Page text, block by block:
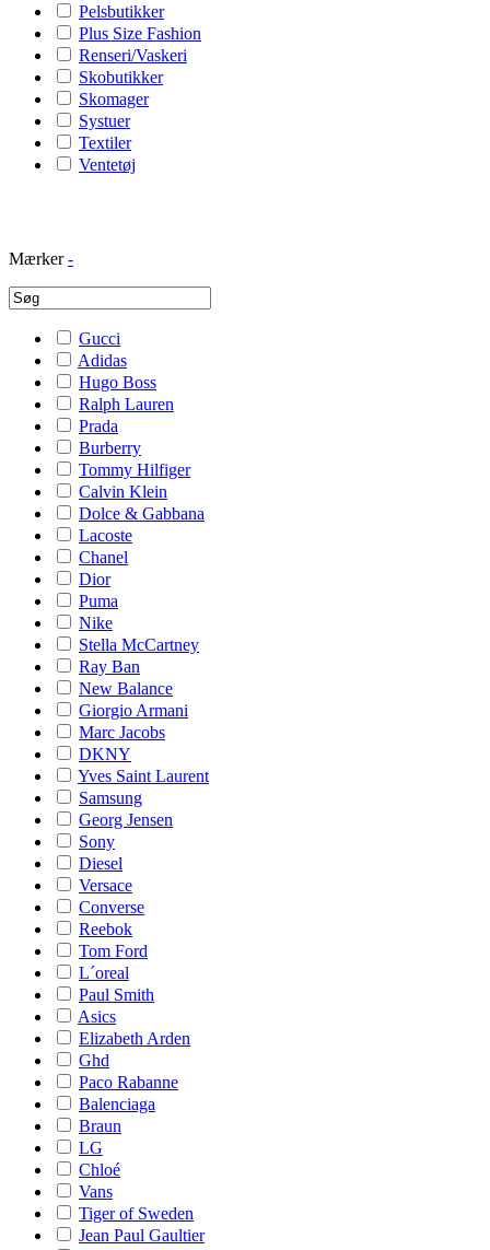
Pelsbutikker
Plus Size Fashion
Renseri/Vaskeri
Skobutikker
Skomager
Systuer
Textiler
Ventetøj
Mærker -
Gucci
Adidas
Hugo Boss
Ralph Lauren
Prada
Burberry
Tommy Hilfiger
Calvin Klein
Dolce & Gabbana
Lacoste
Chanel
Dior
Puma
Nike
Stella McCartney
Ray Ban
New Balance
Giorgio Armani
Marc Jacobs
DKNY
Yves Saint Laurent
Samsung
Georg Jensen
Sony
Diesel
Versace
Converse
Reebok
Tom Ford
L´oreal
Paul Smith
Asics
Elizabeth Arden
Ghd
Paco Rabanne
Balenciaga
Braun
LG
Chloé
Vans
Tiger of Sweden
Jean Paul Gaultier